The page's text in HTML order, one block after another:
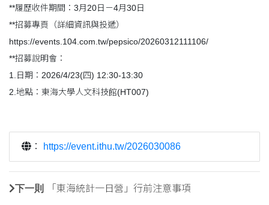
**履歷收件期間：3月20日－4月30日
**招募專頁（詳細資訊與投遞）
https://events.104.com.tw/pepsico/20260312111106/
**招募說明會：
1.日期：2026/4/23(四) 12:30-13:30
2.地點：東海大學人文科技館(HT007)
： https://event.ithu.tw/2026030086
下一則 「東海統計一日營」行前注意事項